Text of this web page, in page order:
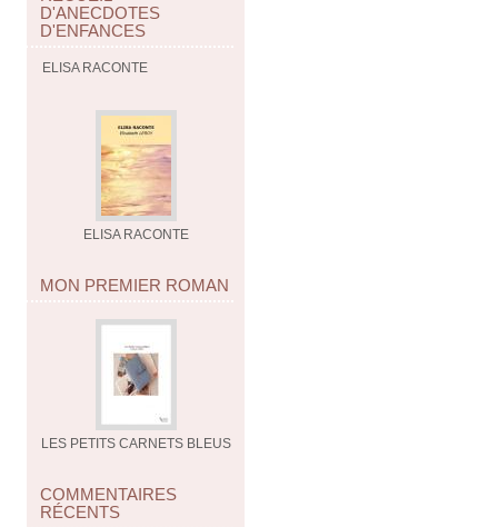
D'ANECDOTES
D'ENFANCES
ELISA RACONTE
ELISA RACONTE
MON PREMIER ROMAN
LES PETITS CARNETS BLEUS
COMMENTAIRES
RÉCENTS